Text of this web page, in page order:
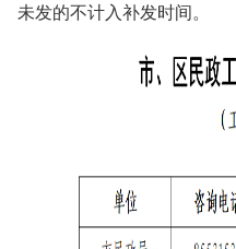
未发的不计入补发时间。